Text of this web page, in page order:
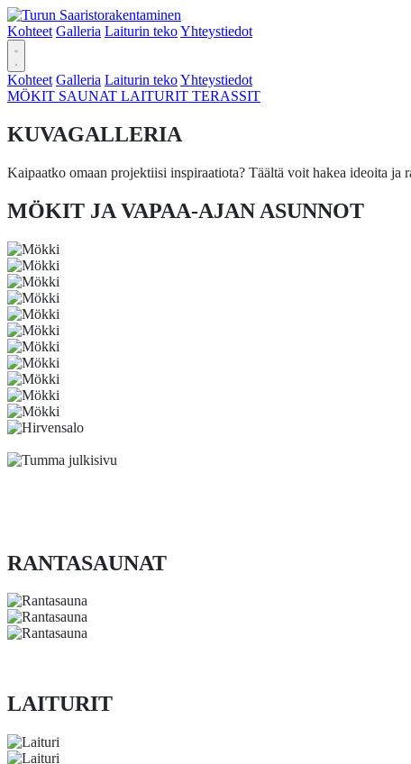
Kohteet Galleria Laiturin tekoYhteystiedot
Kohteet Galleria Laiturin tekoYhteystiedot
MÖKIT SAUNAT LAITURIT TERASSIT
KUVAGALLERIA
Kaipaatko omaan projektiisi inspiraatiota? Täältä voit hakea ideoita ja
MÖKIT JA VAPAA-AJAN ASUNNOT
RANTASAUNAT
LAITURIT